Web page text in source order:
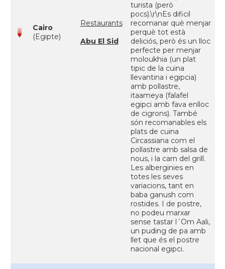
Cairo
(Egipte)
Restaurants
Abu El Sid
turista (però
pocs).\r\nEs dificil
recomanar què menjar
perquè tot està
deliciós, però és un lloc
perfecte per menjar
moloukhia (un plat
tipic de la cuina
llevantina i egipcia)
amb pollastre,
itaameya (falafel
egipci amb fava enlloc
de cigrons). També
són recomanables els
plats de cuina
Circassiana com el
pollastre amb salsa de
nous, i la carn del grill.
Les alberginies en
totes les seves
variacions, tant en
baba ganush com
rostides. I de postre,
no podeu marxar
sense tastar l´Om Aali,
un puding de pa amb
llet que és el postre
nacional egipci.